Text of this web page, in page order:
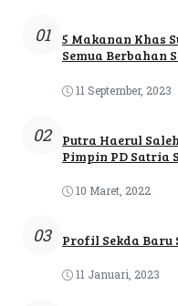
01
5 Makanan Khas
Semua Berbahan
11 September, 2023
02
Putra Haerul
Pimpin PD Satria
10 Maret, 2022
03 Profil Sekda Baru
11 Januari, 2023